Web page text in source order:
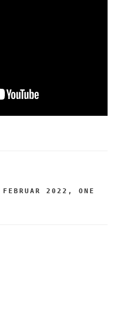
FEBRUAR 2022 ,ONE